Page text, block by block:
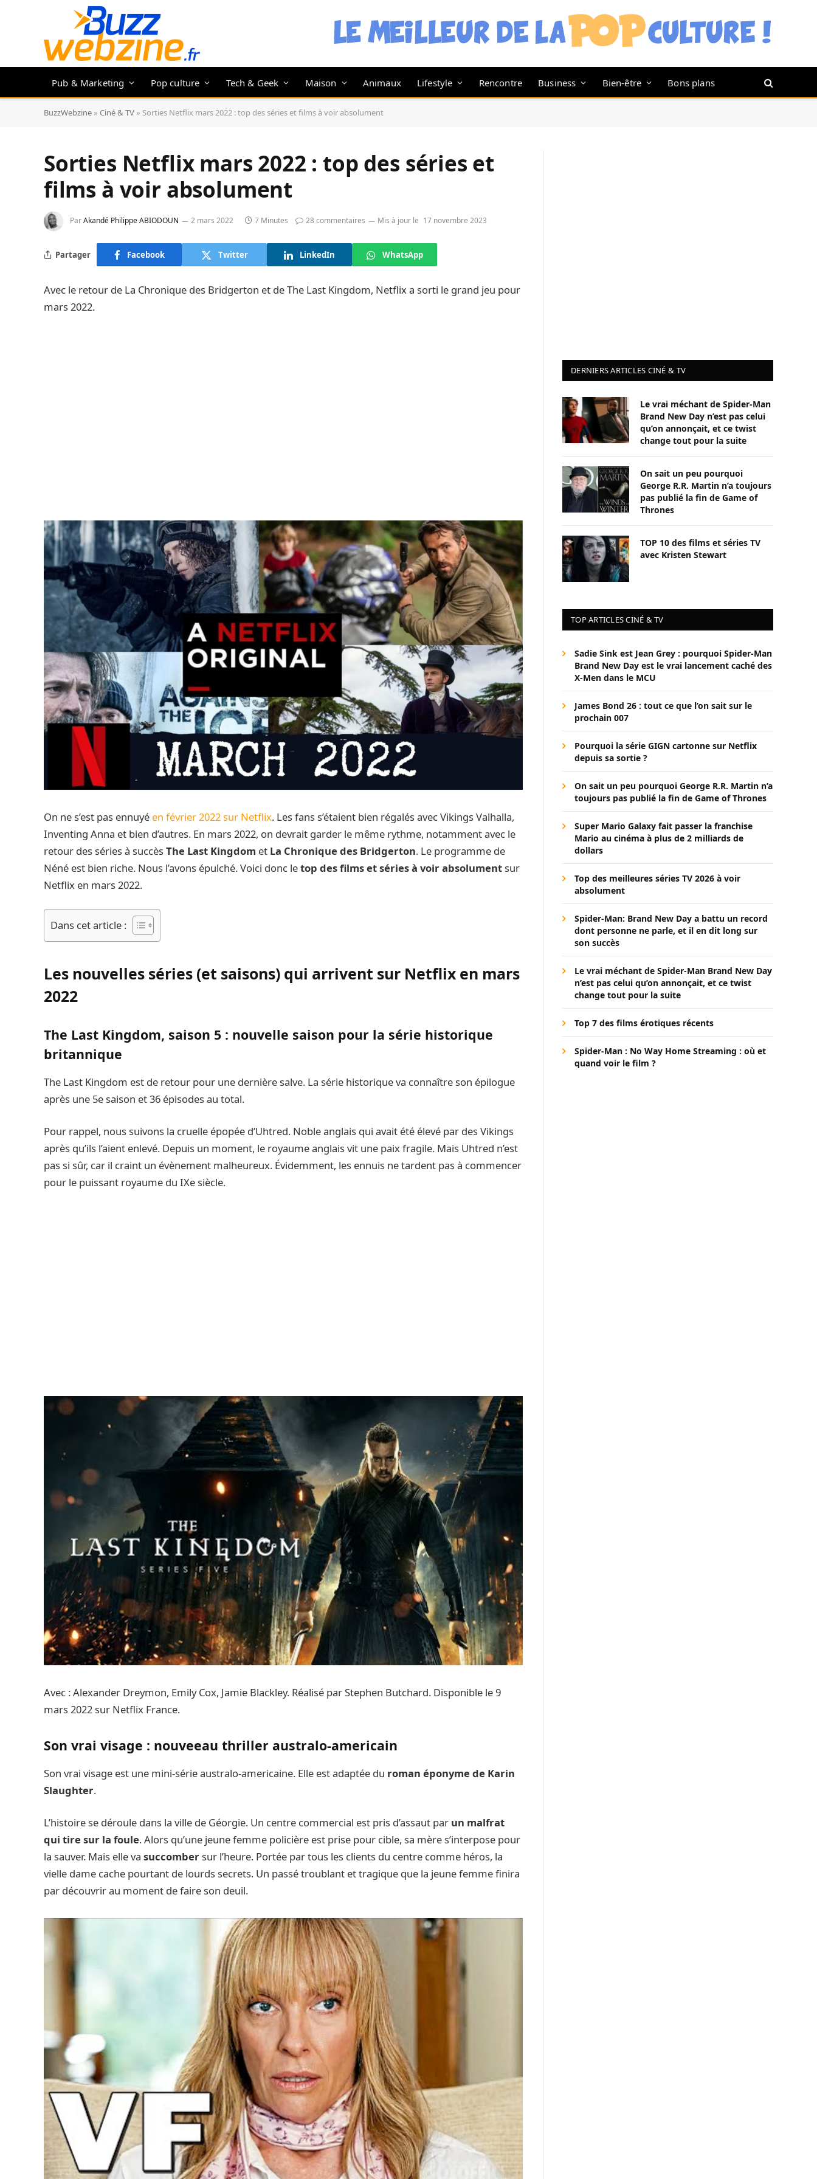
Pub & Marketing Pop culture Tech & Geek Maison Animaux Lifestyle Rencontre Business Bien-être Bons plans
BuzzWebzine » Ciné & TV » Sorties Netflix mars 2022 : top des séries et films à voir absolument
Sorties Netflix mars 2022 : top des séries et
films à voir absolument
ParAkandé Philippe ABIODOUN 2 mars 2022 7 Minutes 28 commentaires Mis à jour le 17 novembre 2023
Partager Facebook Twitter LinkedIn WhatsApp
Avec le retour de La Chronique des Bridgerton et de The Last Kingdom, Netflix a sorti le grand jeu pour
mars 2022.
On ne s’est pas ennuyé en février 2022 sur Netflix. Les fans s’étaient bien régalés avec Vikings Valhalla,
Inventing Anna et bien d’autres. En mars 2022, on devrait garder le même rythme, notamment avec le
retour des séries à succèsThe Last Kingdom et La Chronique des Bridgerton. Le programme de
Néné est bien riche. Nous l’avons épulché. Voici donc letop des films et séries à voir absolumentsur
Netflix en mars 2022.
Dans cet article :
Les nouvelles séries (et saisons) qui arrivent sur Netflix en mars
2022
The Last Kingdom, saison 5 : nouvelle saison pour la série historique
britannique
The Last Kingdom est de retour pour une dernière salve. La série historique va connaître son épilogue
après une 5e saison et 36 épisodes au total.
Pour rappel, nous suivons la cruelle épopée d’Uhtred. Noble anglais qui avait été élevé par des Vikings
après qu’ils l’aient enlevé. Depuis un moment, le royaume anglais vit une paix fragile. Mais Uhtred n’est
pas si sûr, car il craint un évènement malheureux. Évidemment, les ennuis ne tardent pas à commencer
pour le puissant royaume du IXe siècle.
Avec : Alexander Dreymon, Emily Cox, Jamie Blackley. Réalisé par Stephen Butchard. Disponible le 9
mars 2022 sur Netflix France.
Son vrai visage : nouveeau thriller australo-americain
Son vrai visage est une mini-série australo-americaine. Elle est adaptée du roman éponyme de Karin
Slaughter.
L’histoire se déroule dans la ville de Géorgie. Un centre commercial est pris d’assaut par un malfrat
qui tire sur la foule. Alors qu’une jeune femme policière est prise pour cible, sa mère s’interpose pour
la sauver. Mais elle va succombersur l’heure. Portée par tous les clients du centre comme héros, la
vielle dame cache pourtant de lourds secrets. Un passé troublant et tragique que la jeune femme finira
par découvrir au moment de faire son deuil.
DERNIERS ARTICLES CINÉ & TV
Le vrai méchant de Spider-Man
Brand New Day n’est pas celui
qu’on annonçait, et ce twist
change tout pour la suite
On sait un peu pourquoi
George R.R. Martin n’a toujours
pas publié la fin de Game of
Thrones
TOP 10 des films et séries TV
avec Kristen Stewart
TOP ARTICLES CINÉ & TV
Sadie Sink est Jean Grey : pourquoi Spider-Man
Brand New Day est le vrai lancement caché des
X-Men dans le MCU
James Bond 26 : tout ce que l’on sait sur le
prochain 007
Pourquoi la série GIGN cartonne sur Netflix
depuis sa sortie ?
On sait un peu pourquoi George R.R. Martin n’a
toujours pas publié la fin de Game of Thrones
Super Mario Galaxy fait passer la franchise
Mario au cinéma à plus de 2 milliards de
dollars
Top des meilleures séries TV 2026 à voir
absolument
Spider-Man: Brand New Day a battu un record
dont personne ne parle, et il en dit long sur
son succès
Le vrai méchant de Spider-Man Brand New Day
n’est pas celui qu’on annonçait, et ce twist
change tout pour la suite
Top 7 des films érotiques récents
Spider-Man : No Way Home Streaming : où et
quand voir le film ?